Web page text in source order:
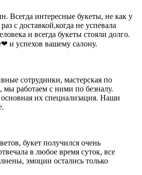
Всегда интересные букеты, не как у
с доставкой,когда не успевала
и всегда букеты стояли долго.
и успехов вашему салону.
сотрудники, мастерская по
мы работаем с ними по безналу.
их специализация. Наши
букет получился очень
в любое время суток, все
эмоции остались только